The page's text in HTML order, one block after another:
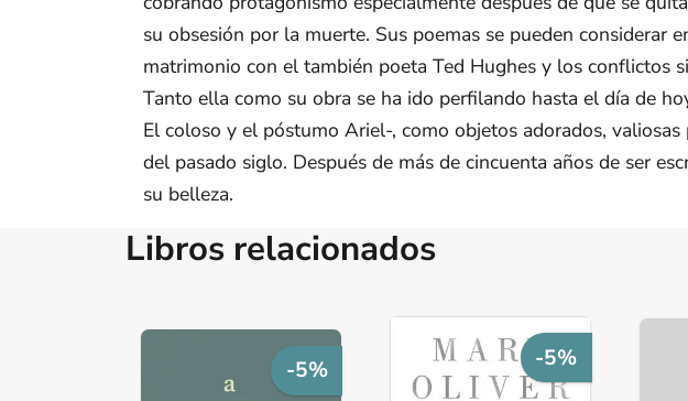
su obsesión por la muerte. Sus poemas se pueden
matrimonio con el también poeta Ted Hughes y los conflictos
Tanto ella como su obra se ha ido perfilando hasta el día de
El coloso y el póstumo Ariel-, como objetos adorados,
del pasado siglo. Después de más de cincuenta años de ser
su belleza.
Libros relacionados
-5% -5%